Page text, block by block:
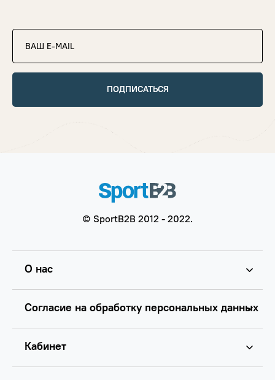
ПОДПИСАТЬСЯ
© SportB2B 2012 - 2022.
О нас
Согласие на обработку персональных данных
Кабинет